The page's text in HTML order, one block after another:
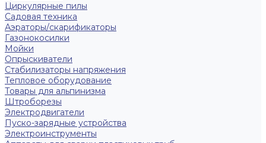
Циркулярные пилы
Садовая техника
Аэраторы/скарификаторы
Газонокосилки
Мойки
Опрыскиватели
Стабилизаторы напряжения
Тепловое оборудование
Товары для альпинизма
Штроборезы
Электродвигатели
Пуско-зарядные устройства
Электроинструменты